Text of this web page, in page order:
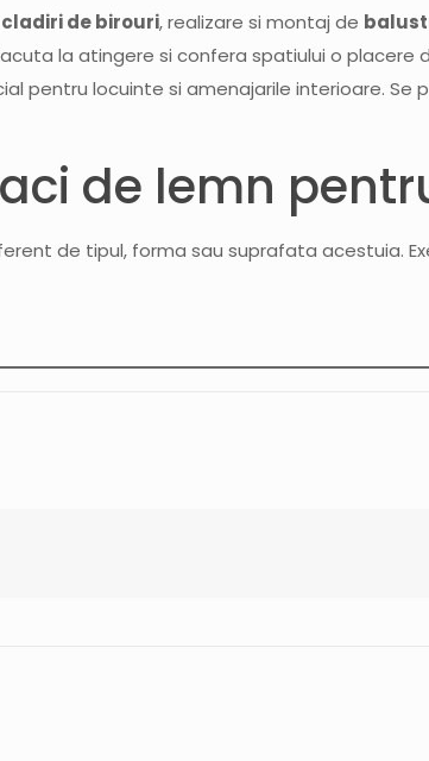
de birouri, realizare si montaj de
la atingere si confera spatiului o placere
pentru locuinte si amenajarile interioare.
de lemn
de tipul, forma sau suprafata acestuia.